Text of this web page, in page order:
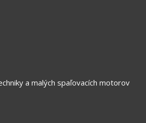
a malých spaľovacích motorov